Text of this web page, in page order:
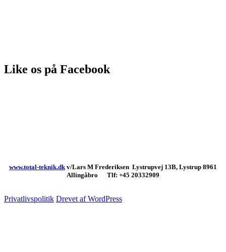
Like os på Facebook
www.total-teknik.dk v/Lars M Frederiksen Lystrupvej 13B, Lystrup 8961
Allingåbro Tlf: +45 20332909
Privatlivspolitik Drevet af WordPress